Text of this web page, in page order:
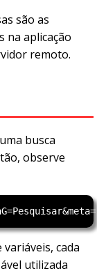
são as
na aplicação
remoto.
busca
observe
cada
utilizada